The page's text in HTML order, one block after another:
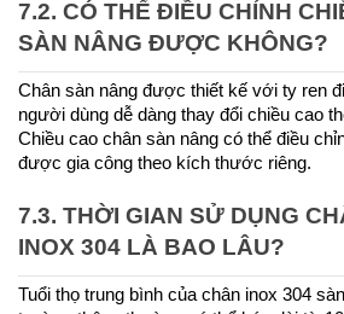
7.2. CÓ THỂ ĐIỀU CHỈNH
SÀN NÂNG ĐƯỢC KHÔNG?
Chân sàn nâng được thiết kế với ty ren
người dùng dễ dàng thay đổi chiều cao
Chiều cao chân sàn nâng có thể điều
được gia công theo kích thước riêng.
7.3. THỜI GIAN SỬ DỤNG
INOX 304 LÀ BAO LÂU?
Tuổi thọ trung bình của chân inox 304